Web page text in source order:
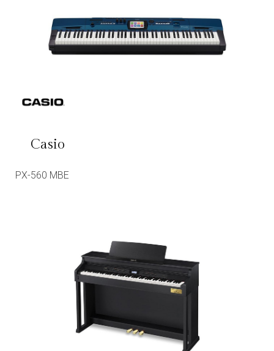
Casio
PX-560 MBE